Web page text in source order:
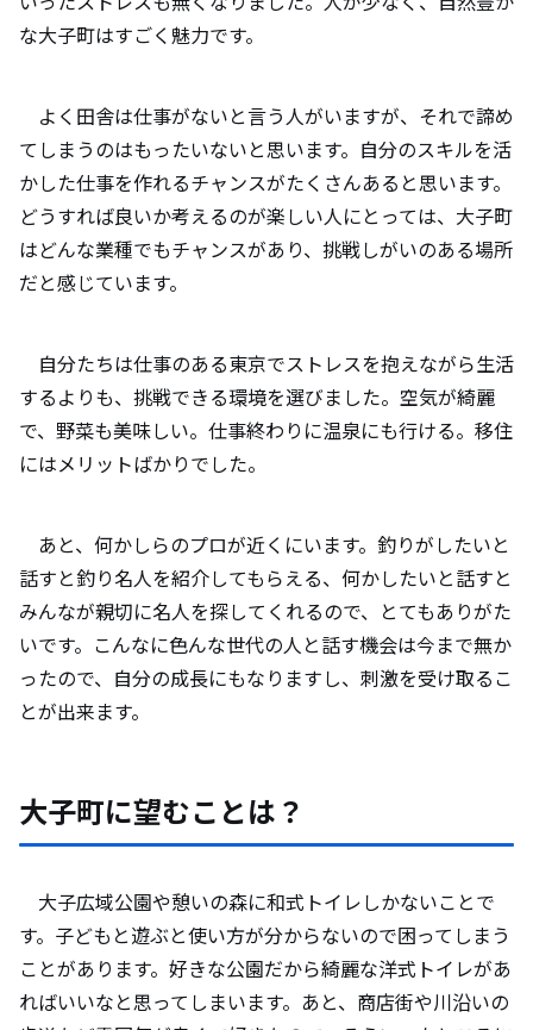
な大子町はすごく魅力です。
よく田舎は仕事がないと言う人がいますが、それで諦め
てしまうのはもったいないと思います。自分のスキルを活
かした仕事を作れるチャンスがたくさんあると思います。
どうすれば良いか考えるのが楽しい人にとっては、大子町
はどんな業種でもチャンスがあり、挑戦しがいのある場所
だと感じています。
自分たちは仕事のある東京でストレスを抱えながら生活
するよりも、挑戦できる環境を選びました。空気が綺麗
で、野菜も美味しい。仕事終わりに温泉にも行ける。移住
にはメリットばかりでした。
あと、何かしらのプロが近くにいます。釣りがしたいと
話すと釣り名人を紹介してもらえる、何かしたいと話すと
みんなが親切に名人を探してくれるので、とてもありがた
いです。こんなに色んな世代の人と話す機会は今まで無か
ったので、自分の成長にもなりますし、刺激を受け取るこ
とが出来ます。
大子町に望むことは？
大子広域公園や憩いの森に和式トイレしかないことで
す。子どもと遊ぶと使い方が分からないので困ってしまう
ことがあります。好きな公園だから綺麗な洋式トイレがあ
ればいいなと思ってしまいます。あと、商店街や川沿いの